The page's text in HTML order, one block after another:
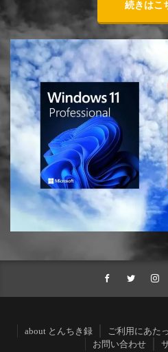
続きはこ
about とんちき録 ご利用にあた
お問い合わせ